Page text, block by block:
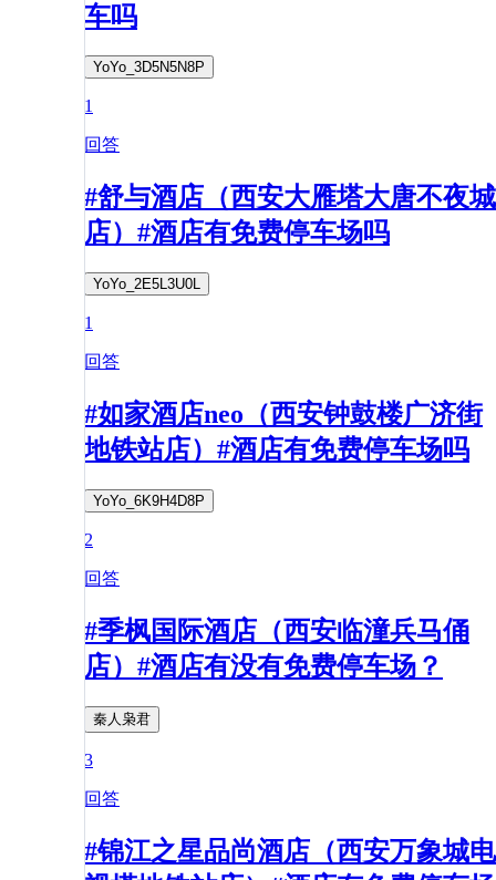
车吗
YoYo_3D5N5N8P
1
回答
#舒与酒店（西安大雁塔大唐不夜城
店）#酒店有免费停车场吗
YoYo_2E5L3U0L
1
回答
#如家酒店neo（西安钟鼓楼广济街
地铁站店）#酒店有免费停车场吗
YoYo_6K9H4D8P
2
回答
#季枫国际酒店（西安临潼兵马俑
店）#酒店有没有免费停车场？
秦人枭君
3
回答
#锦江之星品尚酒店（西安万象城电